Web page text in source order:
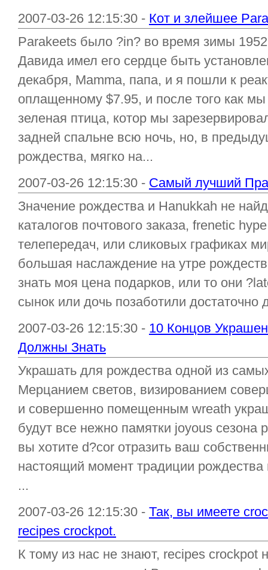
2007-03-26 12:15:30 - Кот и злейшее
Parakeets было ?in? во время зимы
Давида имел его сердце быть
декабря, Mamma, папа, и я пошли к
оплащенному $7.95, и после того как
зеленая птица, котор мы
задней спальне всю ночь, но, в
рождества, мягко на...
2007-03-26 12:15:30 - Самый лучший
Значение рождества и Hanukkah не
каталогов почтового заказа, frenetic
телепередач, или сликовых графиках
большая наслаждение на утре
знать моя цена подарков, или то они
сынок или дочь позаботили достаточно
2007-03-26 12:15:30 - 10 Концов
Должны Знать
Украшать для рождества одной из
Мерцанием светов, визированием
и совершенно помещенным wreath
будут все нежно памятки joyous
вы хотите d?cor отразить ваш
настоящий момент традиции рождества
...
2007-03-26 12:15:30 - Так, вы имеете
recipes crockpot.
К тому из нас не знают, recipes crockpot